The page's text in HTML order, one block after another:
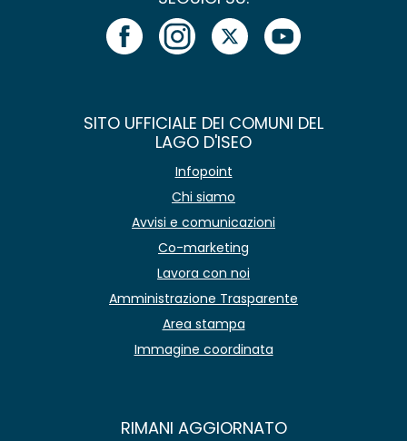
SITO UFFICIALE DEI COMUNI DEL
LAGO D'ISEO
Infopoint
Chi siamo
Avvisi e comunicazioni
Co-marketing
Lavora con noi
Amministrazione Trasparente
Area stampa
Immagine coordinata
RIMANI AGGIORNATO